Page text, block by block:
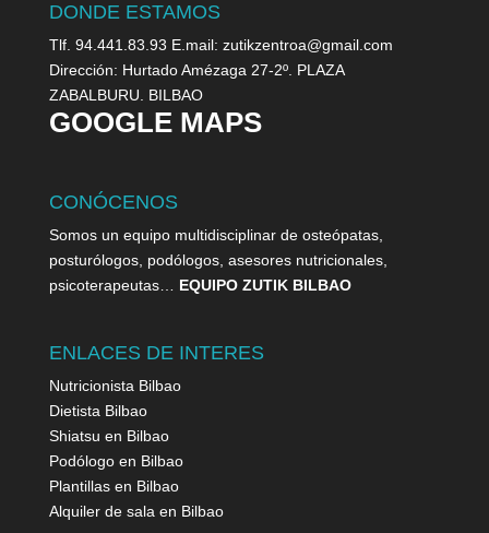
DONDE ESTAMOS
Tlf. 94.441.83.93 E.mail: zutikzentroa@gmail.com
Dirección: Hurtado Amézaga 27-2º. PLAZA
ZABALBURU. BILBAO
GOOGLE MAPS
CONÓCENOS
Somos un equipo multidisciplinar de osteópatas,
posturólogos, podólogos, asesores nutricionales,
psicoterapeutas… EQUIPO ZUTIK BILBAO
ENLACES DE INTERES
Nutricionista Bilbao
Dietista Bilbao
Shiatsu en Bilbao
Podólogo en Bilbao
Plantillas en Bilbao
Alquiler de sala en Bilbao